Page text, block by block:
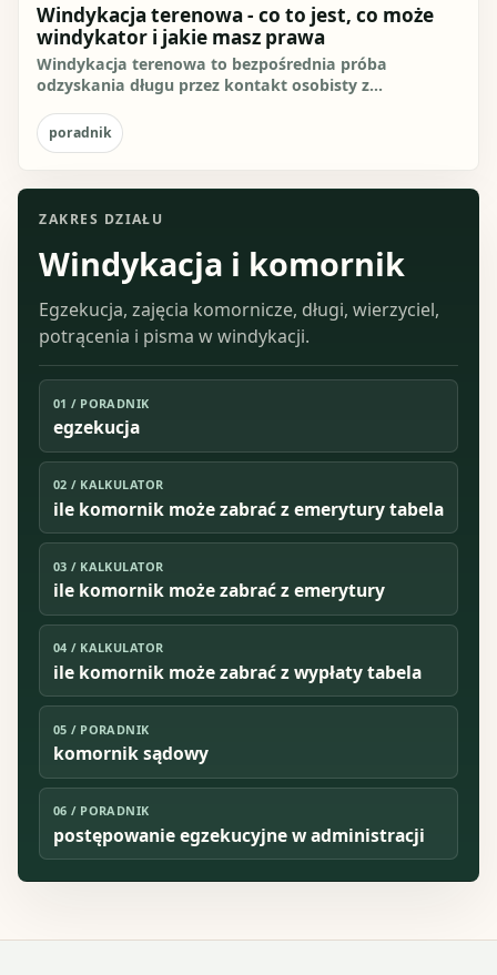
Windykacja terenowa - co to jest, co może
windykator i jakie masz prawa
Windykacja terenowa to bezpośrednia próba
odzyskania długu przez kontakt osobisty z
poradnik
ZAKRES DZIAŁU
Windykacja i komornik
Egzekucja, zajęcia komornicze, długi, wierzyciel,
potrącenia i pisma w windykacji.
01 / PORADNIK
egzekucja
02 / KALKULATOR
ile komornik może zabrać z emerytury tabela
03 / KALKULATOR
ile komornik może zabrać z emerytury
04 / KALKULATOR
ile komornik może zabrać z wypłaty tabela
05 / PORADNIK
komornik sądowy
06 / PORADNIK
postępowanie egzekucyjne w administracji